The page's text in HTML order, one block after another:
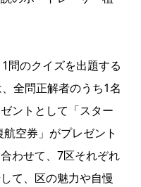
問のクイズを出題する
全問正解者のうち1名
ントとして「スター
空券」がプレゼント
わせて、7区それぞれ
て、区の魅力や自慢